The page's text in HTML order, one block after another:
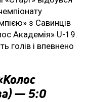
з Савинців
Академія» U-19.
голів і впевнено
— 5:0